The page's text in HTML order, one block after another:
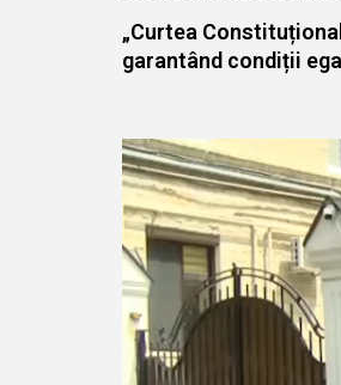
„Curtea
garantând condiții
Player
video